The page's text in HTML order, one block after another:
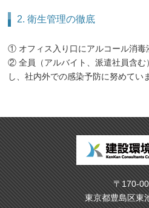
2. 衛生管理の徹底
① オフィス入り口にアルコール消毒
② 全員（アルバイト、派遣社員含む
し、社内外での感染予防に努めてい
〒170-
東京都豊島区東